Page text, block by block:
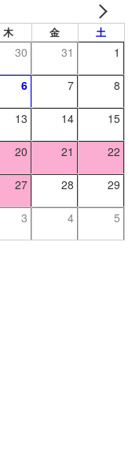
木 金 土
30 31 1
6 7 8
13 14 15
20 21 22
27 28 29
3 4 5